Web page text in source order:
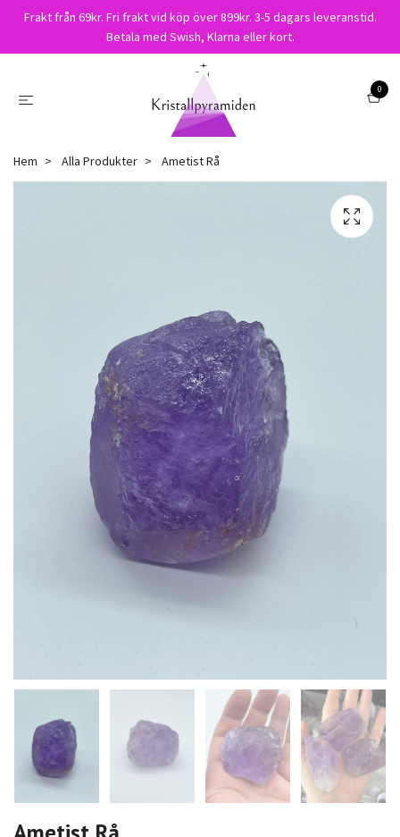
Frakt från 69kr. Fri frakt vid köp över 899kr. 3-5 dagars leveranstid.
Betala med Swish, Klarna eller kort.
0
Hem Alla Produkter Ametist Rå